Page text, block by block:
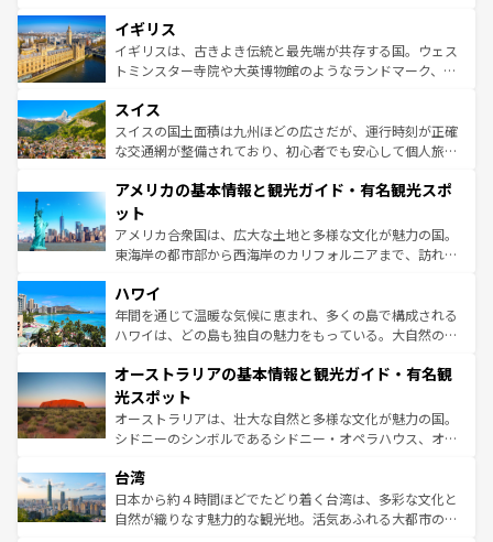
香り高いラベンダー畑など、多彩な楽しみ方が可能だ。さ
らに、パリ以外の地域にも魅力が溢れており、どの街角に
も豊かな歴史と文化が息づいている。パリ以外の個性あふ
を参照してほしい。
顔を持つこの国は、どこを歩いても飽きることがない。ベ
ルリンの文化的活気、バイエルン州のアルプスの絶景、そ
してライン川沿いのワイン畑といった風景は必見。ビール
は、お酒好きな人にはぜひ体験してほしい。 なお、新着の
ドイツ情報はコンテンツ一覧を参照してほしい。
イギリス
イギリスは、古きよき伝統と最先端が共存する国。ウェス
トミンスター寺院や大英博物館のようなランドマーク、歴
リアごとに異なる魅力がある。また、優雅なアフタヌーン
ティー、ビール好きにはたまらない英国パブ、サッカー観
戦など、本場だからこそできる体験も豊富。イギリスを旅
ンツ一覧を参照してほしい。
スイス
スイスの国土面積は九州ほどの広さだが、運行時刻が正確
な交通網が整備されており、初心者でも安心して個人旅行
の建物がそのまま残る町や、スイスならではのユニークな
博物館もあり、アルプス観光だけでなく町歩きも満喫する
ことができる。国民の所得が高いため物価も高いが、旅行
者向けの交通パス提供のサービスもあり、うまく活用すれ
着のスイス情報は
アメリカの基本情報と観光ガイド・有名観光スポ
ット
アメリカ合衆国は、広大な土地と多様な文化が魅力の国。
東海岸の都市部から西海岸のカリフォルニアまで、訪れる
のような巨大都市は、観光、ショッピング、エンターテイ
ンメントが詰まった刺激的なスポットだ。一方、アメリカ
西部には大自然が広がり、グランドキャニオンやイエロー
部のニューオーリンズでは、音楽と美食が融合した独特の
文化が魅力。旅行者はアメリカの各地域で異なる魅力を楽
しみながら、その多様性と豊かな歴史を感じることができ
るだろう。車でのロードトリップや列車の旅も、アメリカ
情報は
ハワイ
年間を通じて温暖な気候に恵まれ、多くの島で構成される
ハワイは、どの島も独自の魅力をもっている。大自然の神
ワイ島は見逃せない。また、定番の観光地といえばオアフ
島だが、静かな自然を求めるならマウイ島やカウアイ島が
おすすめ。エメラルドグリーンに輝く海をはじめ、豊かな
文化や歴史が息づいている。「アロハスピリット」と呼ば
人々、おいしいローカルフードやハワイアンミュージッ
ク、伝統的なフラダンスなど、すべてがハワイの魅力を彩
っている。訪れるたびに新しい発見と感動が待っているハ
オーストラリアの基本情報と観光ガイド・有名観
光スポット
オーストラリアは、壮大な自然と多様な文化が魅力の国。
シドニーのシンボルであるシドニー・オペラハウス、オー
リアリーフや大陸中央部にそびえるウルル（エアーズロッ
ク）、タスマニアの美しい原生林やケアンズの熱帯雨林な
ど、見どころがたくさん。また、カフェやワイン、オージ
台湾
日本から約４時間ほどでたどり着く台湾は、多彩な文化と
自然が織りなす魅力的な観光地。活気あふれる大都市の台